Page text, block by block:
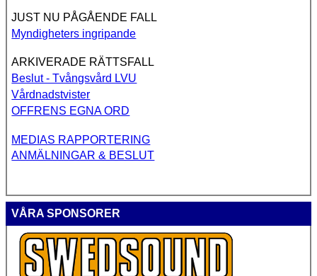
JUST NU PÅGÅENDE FALL
Myndigheters ingripande
ARKIVERADE RÄTTSFALL
Beslut - Tvångsvård LVU
Vårdnadstvister
OFFRENS EGNA ORD
MEDIAS RAPPORTERING
ANMÄLNINGAR & BESLUT
VÅRA SPONSORER